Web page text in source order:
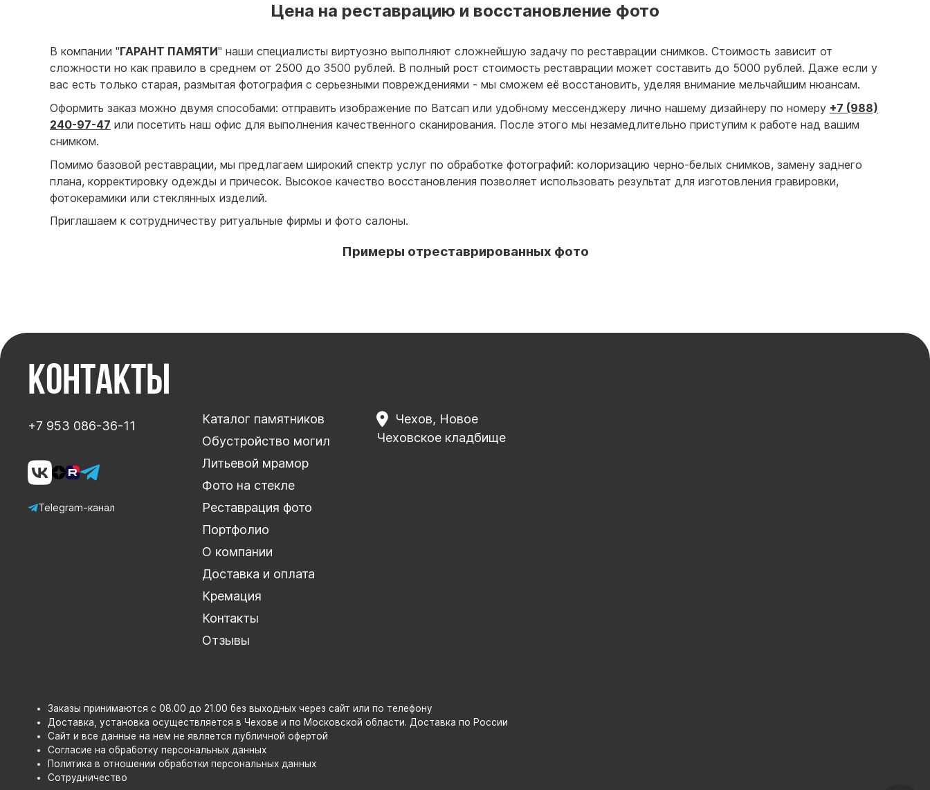
Цена на реставрацию и восстановление фото
В компании "ГАРАНТ ПАМЯТИ" наши специалисты виртуозно выполняют сложнейшую задачу по реставрации снимков. Стоимость зависит от
сложности но как правило в среднем от 2500 до 3500 рублей. В полный рост стоимость реставрации может составить до 5000 рублей. Даже если у
вас есть только старая, размытая фотография с серьезными повреждениями - мы сможем её восстановить, уделяя внимание мельчайшим нюансам.
Оформить заказ можно двумя способами: отправить изображение по Ватсап или удобному мессенджеру лично нашему дизайнеру по номеру +7 (988)
240-97-47 или посетить наш офис для выполнения качественного сканирования. После этого мы незамедлительно приступим к работе над вашим
снимком.
Помимо базовой реставрации, мы предлагаем широкий спектр услуг по обработке фотографий: колоризацию черно-белых снимков, замену заднего
плана, корректировку одежды и причесок. Высокое качество восстановления позволяет использовать результат для изготовления гравировки,
фотокерамики или стеклянных изделий.
Приглашаем к сотрудничеству ритуальные фирмы и фото салоны.
Примеры отреставрированных фото
Контакты
+7 953 086-36-11
Telegram-канал
Каталог памятников
Обустройство могил
Литьевой мрамор
Фото на стекле
Реставрация фото
Портфолио
О компании
Доставка и оплата
Кремация
Контакты
Отзывы
Чехов, Новое
Чеховское кладбище
Заказы принимаются с 08.00 до 21.00 без выходных через сайт или по телефону
Доставка, установка осуществляется в Чехове и по Московской области. Доставка по России
Сайт и все данные на нем не является публичной офертой
Согласие на обработку персональных данных
Политика в отношении обработки персональных данных
Сотрудничество